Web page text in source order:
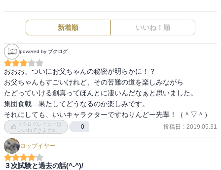
新着順 いいね！順
powered by ブクログ
おおお、ついにお父ちゃんの秘密が明らかに！？
お父ちゃんもすごいけれど、その苦難の道を楽しみながら
たどっていける創真ってほんとに凄いんだなぁと思いました。
集団食戟…果たしてどうなるのか楽しみです。
それにしても、いいキャラクターですねりんどー先輩！（＾▽＾）
ブクログレビューは
いいねできません
0 投稿日 : 2019.05.31
ロップイヤー
３次試験と過去の話(^-^)/